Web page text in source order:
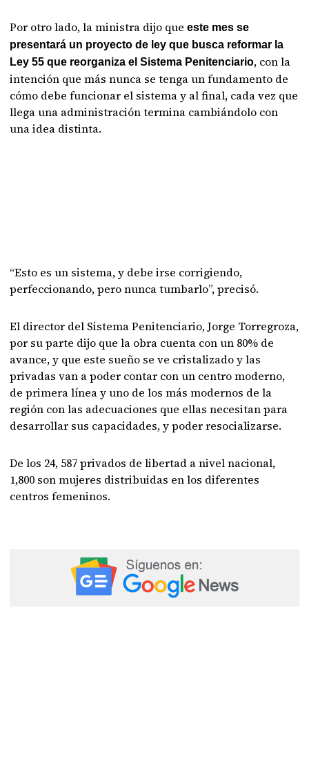
Por otro lado, la ministra dijo queeste mes se
presentará un proyecto de ley que busca reformar la
Ley 55 que reorganiza el Sistema Penitenciario, con la
intención que más nunca se tenga un fundamento de
cómo debe funcionar el sistema y al final, cada vez que
llega una administración termina cambiándolo con
una idea distinta.
“Esto es un sistema, y debe irse corrigiendo,
perfeccionando, pero nunca tumbarlo”, precisó.
El director del Sistema Penitenciario, Jorge Torregroza,
por su parte dijo que la obra cuenta con un 80% de
avance, y que este sueño se ve cristalizado y las
privadas van a poder contar con un centro moderno,
de primera línea y uno de los más modernos de la
región con las adecuaciones que ellas necesitan para
desarrollar sus capacidades, y poder resocializarse.
De los 24, 587 privados de libertad a nivel nacional,
1,800 son mujeres distribuidas en los diferentes
centros femeninos.